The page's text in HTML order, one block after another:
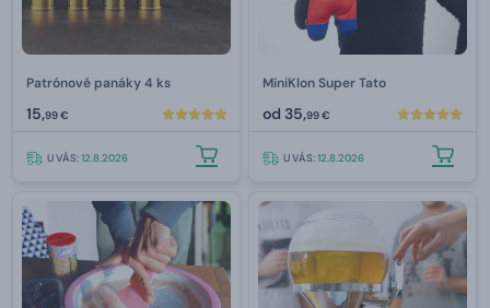
Patrónové panáky 4 ks
15,99 €
U VÁS:12.8.2026
MiniKlon Super Tato
od 35,99 €
U VÁS:12.8.2026